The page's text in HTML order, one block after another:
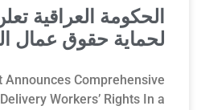
الحكومة العراقية
لحماية حقوق عمال
Announces Comprehensive
Workers’ Rights In a